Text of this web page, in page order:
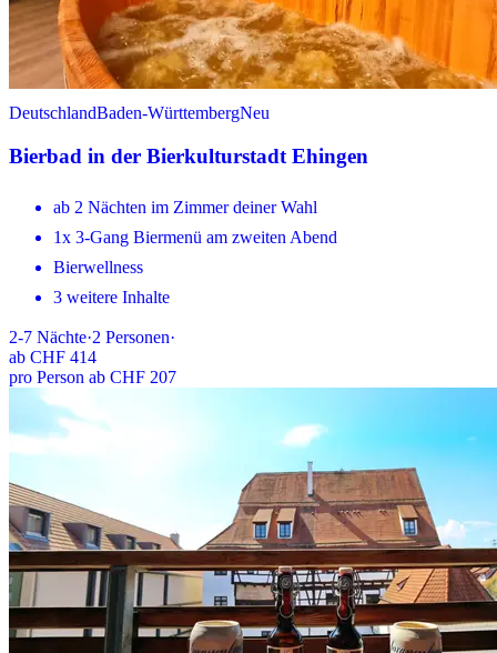
DeutschlandBaden-WürttembergNeu
Bierbad in der Bierkulturstadt Ehingen
ab 2 Nächten im Zimmer deiner Wahl
1x 3-Gang Biermenü am zweiten Abend
Bierwellness
3 weitere Inhalte
2-7 Nächte·2 Personen·
ab CHF 414
pro Person ab CHF 207